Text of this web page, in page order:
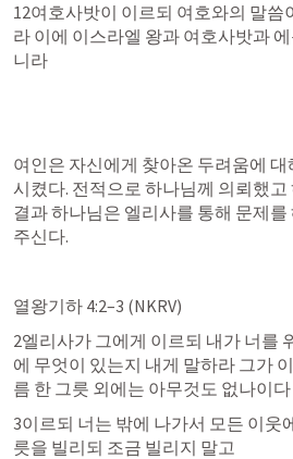
12여호사밧이 이르되 여호와의 말씀
라 이에 이스라엘 왕과 여호사밧과
니라
여인은 자신에게 찾아온 두려움에
시켰다. 전적으로 하나님께 의뢰했고
결과 하나님은 엘리사를 통해 문제
주신다.
열왕기하 4:2–3 (NKRV)
2엘리사가 그에게 이르되 내가 너를
에 무엇이 있는지 내게 말하라 그가
름 한 그릇 외에는 아무것도 없나이다
3이르되 너는 밖에 나가서 모든 이웃
릇을 빌리되 조금 빌리지 말고